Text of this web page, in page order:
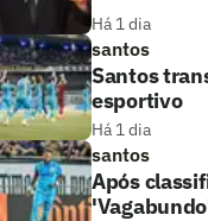
Há 1 dia
santos
Santos
esportivo
Há 1 dia
santos
Após